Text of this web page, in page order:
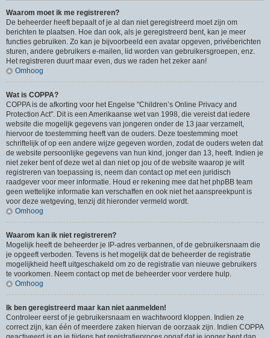
Waarom moet ik me registreren?
De beheerder heeft bepaalt of je al dan niet geregistreerd moet zijn om
berichten te plaatsen. Hoe dan ook, als je geregistreerd bent, kan je meer
functies gebruiken. Zo kan je bijvoorbeeld een avatar opgeven, privéberichten
sturen, andere gebruikers e-mailen, lid worden van gebruikersgroepen, enz.
Het registreren duurt maar even, dus we raden het zeker aan!
Omhoog
Wat is COPPA?
COPPA is de afkorting voor het Engelse "Children’s Online Privacy and
Protection Act". Dit is een Amerikaanse wet van 1998, die vereist dat iedere
website die mogelijk gegevens van jongeren onder de 13 jaar verzamelt,
hiervoor de toestemming heeft van de ouders. Deze toestemming moet
schriftelijk of op een andere wijze gegeven worden, zodat de ouders weten dat
de website persoonlijke gegevens van hun kind, jonger dan 13, heeft. Indien je
niet zeker bent of deze wet al dan niet op jou of de website waarop je wilt
registreren van toepassing is, neem dan contact op met een juridisch
raadgever voor meer informatie. Houd er rekening mee dat het phpBB team
geen wettelijke informatie kan verschaffen en ook niet het aanspreekpunt is
voor deze wetgeving, tenzij dit hieronder vermeld wordt.
Omhoog
Waarom kan ik niet registreren?
Mogelijk heeft de beheerder je IP-adres verbannen, of de gebruikersnaam die
je opgeeft verboden. Tevens is het mogelijk dat de beheerder de registratie
mogelijkheid heeft uitgeschakeld om zo de registratie van nieuwe gebruikers
te voorkomen. Neem contact op met de beheerder voor verdere hulp.
Omhoog
Ik ben geregistreerd maar kan niet aanmelden!
Controleer eerst of je gebruikersnaam en wachtwoord kloppen. Indien ze
correct zijn, kan één of meerdere zaken hiervan de oorzaak zijn. Indien COPPA